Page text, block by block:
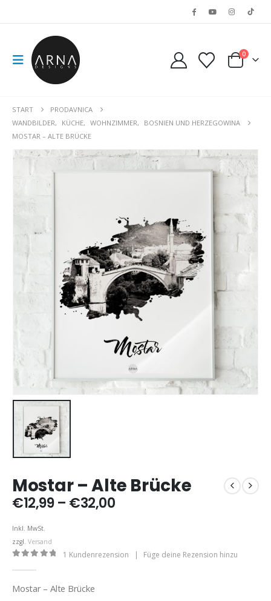
0
START
PRODAVNICA
WANDBILDER, KÜCHE, WOHNZIMMER,
BOSNIEN UND HERZEGOWINA
MOSTAR – ALTE BRÜCKE
Mostar – Alte Brücke
€12,99 – €32,00Preisspanne:
Inkl. MwSt.
zzgl. Versand
1 Kundenrezension | Füge deine Rezension hinzu
Mostar – Alte Brücke